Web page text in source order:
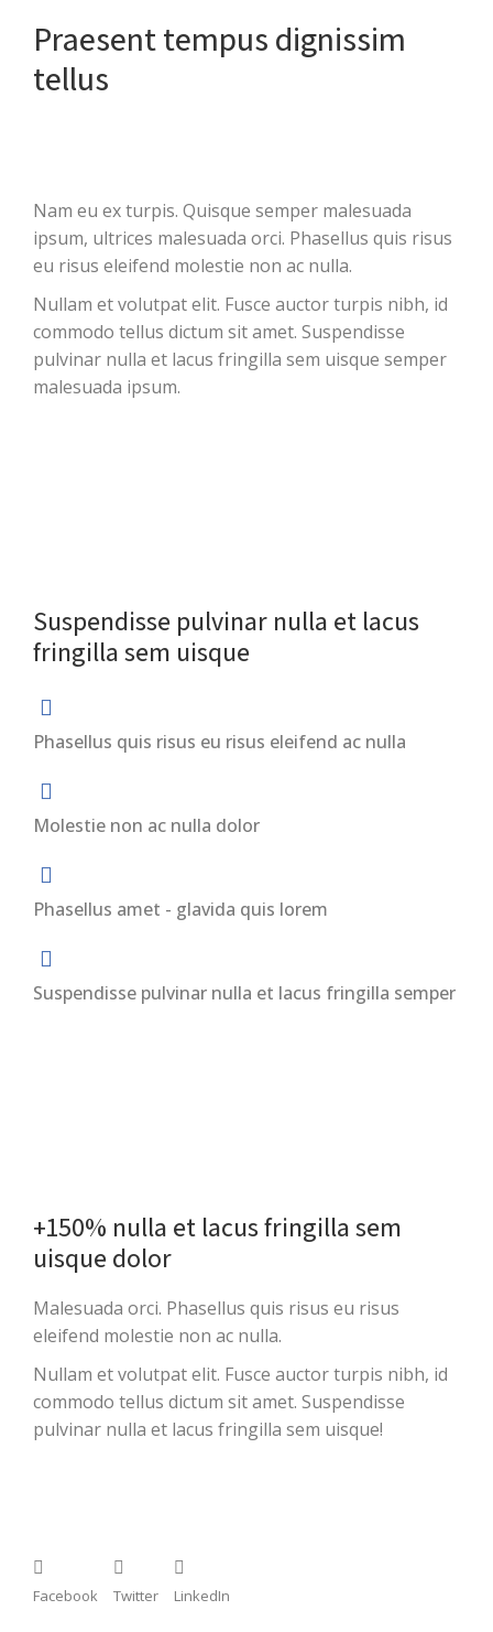
Praesent tempus dignissim
tellus
Nam eu ex turpis. Quisque semper malesuada
ipsum, ultrices malesuada orci. Phasellus quis risus
eu risus eleifend molestie non ac nulla.
Nullam et volutpat elit. Fusce auctor turpis nibh, id
commodo tellus dictum sit amet. Suspendisse
pulvinar nulla et lacus fringilla sem uisque semper
malesuada ipsum.
Suspendisse pulvinar nulla et lacus
fringilla sem uisque
Phasellus quis risus eu risus eleifend ac nulla
Molestie non ac nulla dolor
Phasellus amet - glavida quis lorem
Suspendisse pulvinar nulla et lacus fringilla semper
+150% nulla et lacus fringilla sem
uisque dolor
Malesuada orci. Phasellus quis risus eu risus
eleifend molestie non ac nulla.
Nullam et volutpat elit. Fusce auctor turpis nibh, id
commodo tellus dictum sit amet. Suspendisse
pulvinar nulla et lacus fringilla sem uisque!
Facebook Twitter LinkedIn